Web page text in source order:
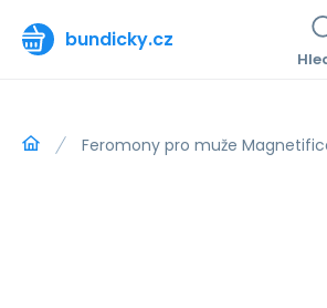
bundicky.cz
Feromony pro muže